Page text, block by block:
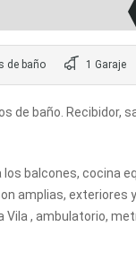
de baño 1 Garaje
de baño. Recibidor,
balcones, cocina
amplias, exteriores
, ambulatorio,